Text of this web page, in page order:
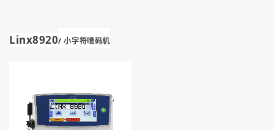
Linx8920/ 小字符喷码机